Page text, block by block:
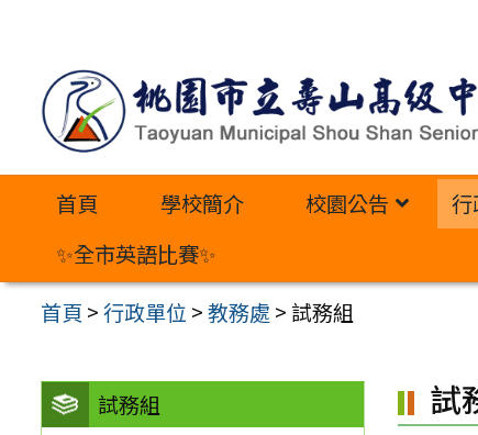
內
首頁 學校簡介 校園公告 行
✨全市英語比賽✨
首頁 >行政單位 >教務處 > 試務組
試務組 試